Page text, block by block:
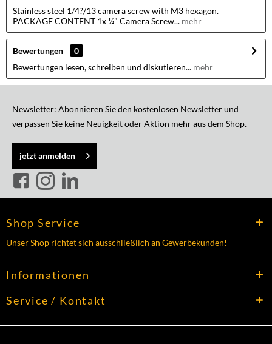
Stainless steel 1/4?/13 camera screw with M3 hexagon.
PACKAGE CONTENT 1x ¼" Camera Screw... mehr
Bewertungen
0
Bewertungen lesen, schreiben und diskutieren... mehr
Newsletter: Abonnieren Sie den kostenlosen Newsletter und
verpassen Sie keine Neuigkeit oder Aktion mehr aus dem Shop.
jetzt anmelden
Shop Service
Unser Shop richtet sich ausschließlich an Gewerbekunden!
Informationen
Service / Kontakt